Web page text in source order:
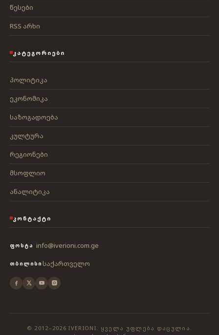
წესები
RSS არხი
ᲙᲐᲢᲔᲒᲝᲠᲘᲔᲑᲘ
პოლიტიკა
ეკონომიკა
საზოგადოება
კულტურა
რეგიონები
მსოფლიო
ანალიტიკა
ᲙᲝᲜᲢᲐᲥᲢᲘ
ᲤᲝᲡᲢᲐ info@iverioni.com.ge
ᲗᲑᲘᲚᲘᲡᲘ საქართველო
© 2012–2026 IVERIONI. ᲧᲕᲔᲚᲐ ᲣᲤᲚᲔᲑᲐ ᲓᲐᲪᲣᲚᲘᲐ.